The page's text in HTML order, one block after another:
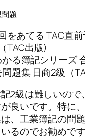
題
をあてる TAC直
TAC出版)
かる簿記シリーズ
題集 日商2級（
2級は難しいので
良いです。特に
、工業簿記の問
るのでお勧めです